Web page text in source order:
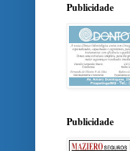
Publicidade
Publicidade